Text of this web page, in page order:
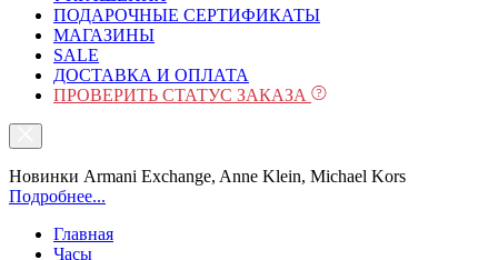
ПОДАРОЧНЫЕ СЕРТИФИКАТЫ
МАГАЗИНЫ
SALE
ДОСТАВКА И ОПЛАТА
ПРОВЕРИТЬ СТАТУС ЗАКАЗА
Новинки Armani Exchange, Anne Klein, Michael Kors
Подробнее...
Главная
Часы